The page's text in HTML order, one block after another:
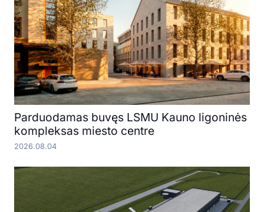
Parduodamas buvęs LSMU Kauno ligoninės
kompleksas miesto centre
2026.08.04